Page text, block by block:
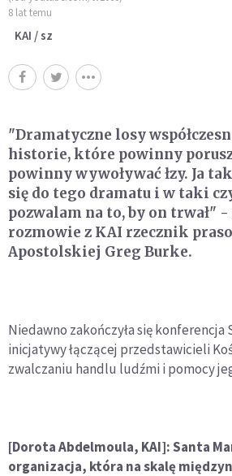
8 lat temu
KAI / sz
"Dramatyczne losy
historie, które powinny
powinny wywoływać łzy. Ja
się do tego dramatu i w taki
pozwalam na to, by on trwał"
rozmowie z KAI rzecznik
Apostolskiej Greg Burke.
Niedawno zakończyła się konferencja
inicjatywy łączącej przedstawicieli
zwalczaniu handlu ludźmi i pomocy
[Dorota Abdelmoula, KAI]: Santa
organizacja, która na skalę